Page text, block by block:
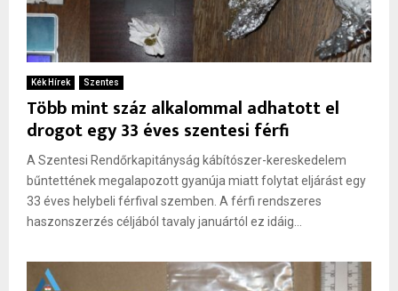
Kék Hírek Szentes
Több mint száz alkalommal adhatott el
drogot egy 33 éves szentesi férfi
A Szentesi Rendőrkapitányság kábítószer-kereskedelem
bűntettének megalapozott gyanúja miatt folytat eljárást egy
33 éves helybeli férfival szemben. A férfi rendszeres
haszonszerzés céljából tavaly januártól ez idáig...